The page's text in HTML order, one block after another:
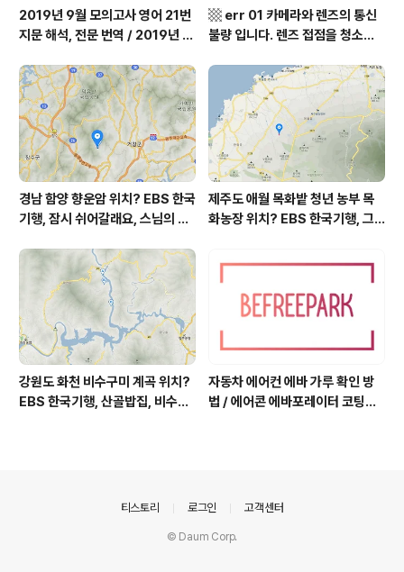
2019년 9월 모의고사 영어 21번
지문 해석, 전문 번역 / 2019년 9
역, 평가원 2019년 고3 9월 영어
영역 외국어영역 전문 해석, Engli
sh to Korean translation
▩ err 01 카메라와 렌즈의 통신
불량 입니다. 렌즈 접점을 청소하
경남 함양 향운암 위치? EBS 한국
기행, 잠시 쉬어갈래요, 스님의 어
상남도 함양군 가볼 만한 곳, 용추
계곡 향운암 명천스님, 덕유산 황
석산 거망산 기백산
제주도 애월 목화밭 청년 농부 목
화농장 위치? EBS 한국기행, 그
디? / 제주도 가볼 만한 곳
강원도 화천 비수구미 계곡 위치?
EBS 한국기행, 산골밥집, 비수구
자동차 에어컨 에바 가루 확인 방
법 / 에어콘 에바포레이터 코팅제
티스토리 로그인 고객센터
© Daum Corp.